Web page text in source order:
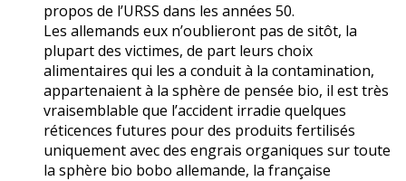
propos de l’URSS dans les années 50.
Les allemands eux n’oublieront pas de sitôt, la
plupart des victimes, de part leurs choix
alimentaires qui les a conduit à la contamination,
appartenaient à la sphère de pensée bio, il est très
vraisemblable que l’accident irradie quelques
réticences futures pour des produits fertilisés
uniquement avec des engrais organiques sur toute
la sphère bio bobo allemande, la française